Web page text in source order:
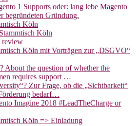
1 Supports oder: lang lebe Magento
begründeten Gründung.
Köln
Köln
review
Köln mit Vorträgen zur „DSGVO“
About the question of whether the
requires support …
Zur Frage, ob die „Sichtbarkeit“
bedarf…
Imagine 2018 #LeadTheCharge or
Köln => Einladung